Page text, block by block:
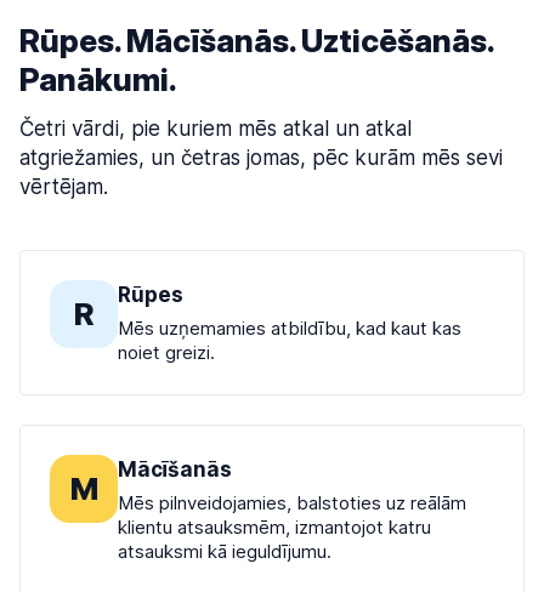
Rūpes. Mācīšanās. Uzticēšanās.
Panākumi.
Četri vārdi, pie kuriem mēs atkal un atkal
atgriežamies, un četras jomas, pēc kurām mēs sevi
vērtējam.
R Rūpes
Mēs uzņemamies atbildību, kad kaut kas
noiet greizi.
M Mācīšanās
Mēs pilnveidojamies, balstoties uz reālām
klientu atsauksmēm, izmantojot katru
atsauksmi kā ieguldījumu.